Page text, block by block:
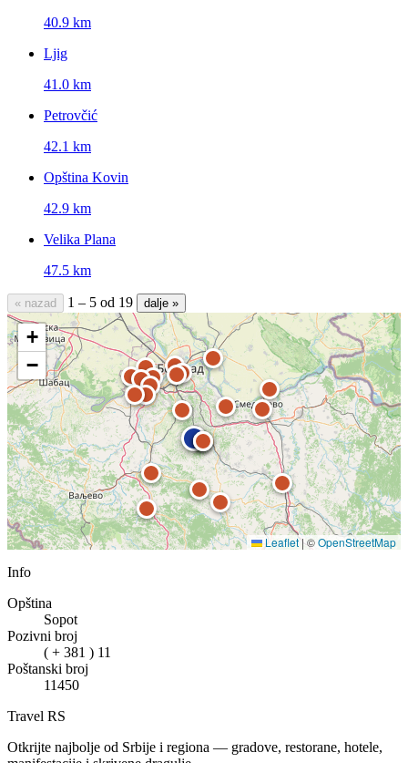
40.9 km
Ljig
41.0 km
Petrovčić
42.1 km
Opština Kovin
42.9 km
Velika Plana
47.5 km
« nazad 1 – 5 od 19 dalje »
+
−
Leaflet|©OpenStreetMap
Info
Opština
Sopot
Pozivni broj
( + 381 ) 11
Poštanski broj
11450
Travel RS
Otkrijte najbolje od Srbije i regiona — gradove, restorane, hotele,